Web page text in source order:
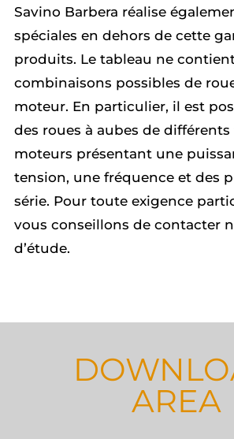
Savino Barbera réalise
spéciales en dehors de cette
produits. Le tableau ne
combinaisons possibles de
moteur. En particulier, il est
des roues à aubes de différents
moteurs présentant une
tension, une fréquence et des
série. Pour toute exigence
vous conseillons de contacter
d’étude.
AREA